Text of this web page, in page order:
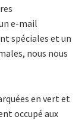
e-mail
spéciales et un
nous nous
en vert et
occupé aux